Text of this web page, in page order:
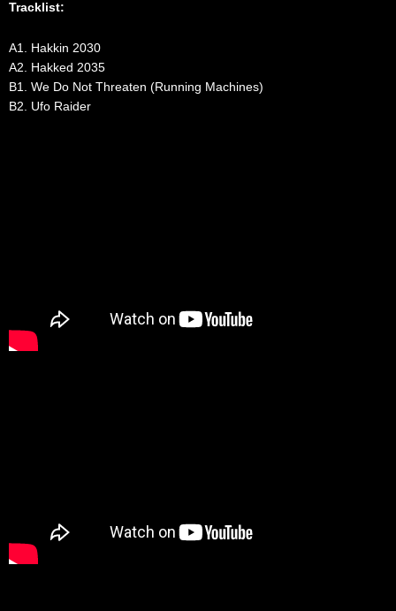
Tracklist:
A1. Hakkin 2030
A2. Hakked 2035
B1. We Do Not Threaten (Running Machines)
B2. Ufo Raider